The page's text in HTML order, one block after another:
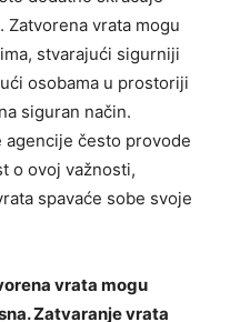
vrata mogu
stvarajući sigurniji
osobama u prostoriji
siguran način.
često provode
o ovoj važnosti,
spavaće sobe svoje
vrata mogu
Zatvaranje vrata